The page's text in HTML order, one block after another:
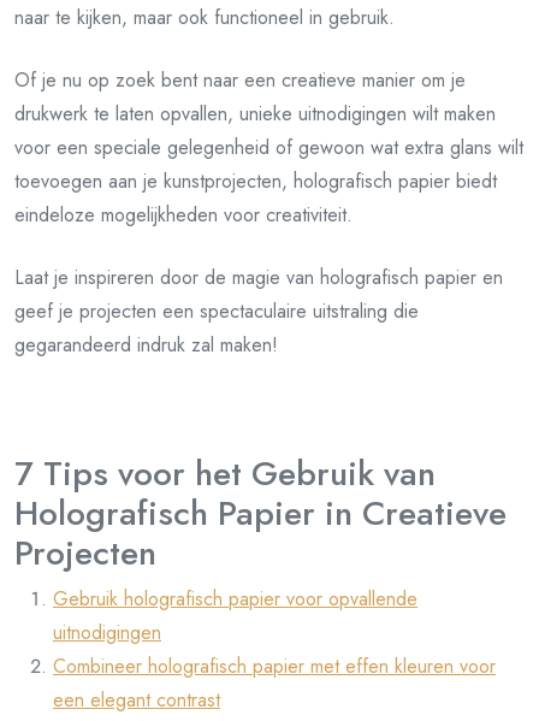
naar te kijken, maar ook functioneel in gebruik.
Of je nu op zoek bent naar een creatieve manier om je
drukwerk te laten opvallen, unieke uitnodigingen wilt maken
voor een speciale gelegenheid of gewoon wat extra glans wilt
toevoegen aan je kunstprojecten, holografisch papier biedt
eindeloze mogelijkheden voor creativiteit.
Laat je inspireren door de magie van holografisch papier en
geef je projecten een spectaculaire uitstraling die
gegarandeerd indruk zal maken!
7 Tips voor het Gebruik van
Holografisch Papier in Creatieve
Projecten
Gebruik holografisch papier voor opvallende
uitnodigingen
Combineer holografisch papier met effen kleuren voor
een elegant contrast